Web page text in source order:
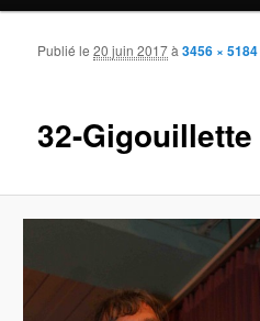
32-Gigouillette
Publié le20 juin 2017à3456 × 5184